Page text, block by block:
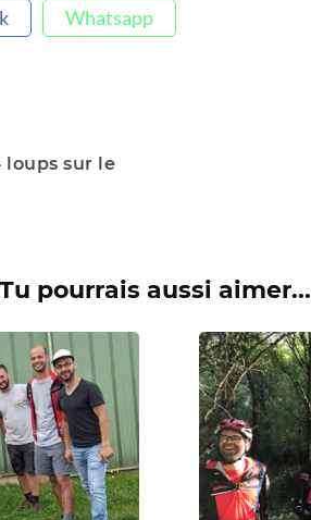
Whatsapp
loups sur le
Tu pourrais aussi aimer...